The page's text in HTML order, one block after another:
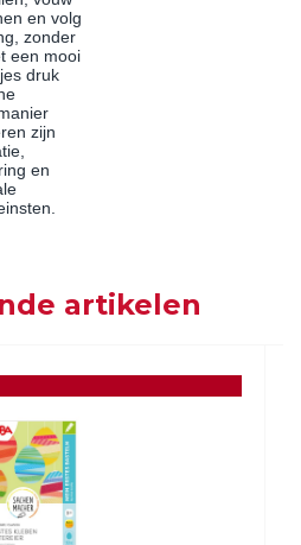
en volg
zonder
een mooi
druk
zijn
en
artikelen